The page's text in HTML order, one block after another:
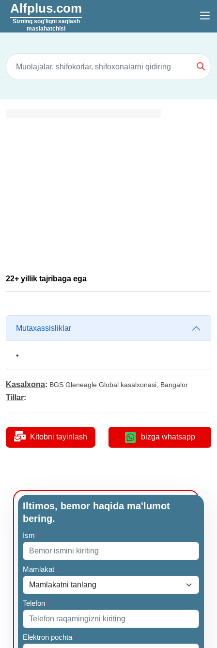
Alfplus.com
Sizning sog'liqni saqlash
maslahatchisi
22+ yillik tajribaga ega
Mutaxassisliklar
•
Kasalxona: BGS Gleneagle Global kasalxonasi, Bangalor
Tillar:
Kitobni tayinlash bizga whatsapp
Iltimos, bemor haqida ma'lumot
bering.
Ism*
Mamlakat*
Telefon*
Elektron pochta*